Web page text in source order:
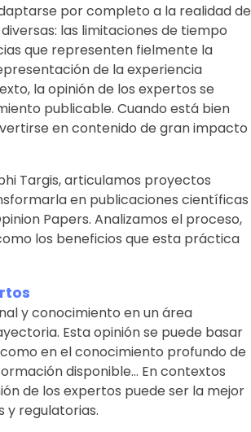
por completo a la realidad de
las limitaciones de tiempo
que representen fielmente la
de la experiencia
la opinión de los expertos se
publicable. Cuando está bien
en contenido de gran impacto
Targis, articulamos proyectos
en publicaciones científicas
Papers. Analizamos el proceso,
los beneficios que esta práctica
y conocimiento en un área
Esta opinión se puede basar
en el conocimiento profundo de
disponible... En contextos
de los expertos puede ser la mejor
y regulatorias.